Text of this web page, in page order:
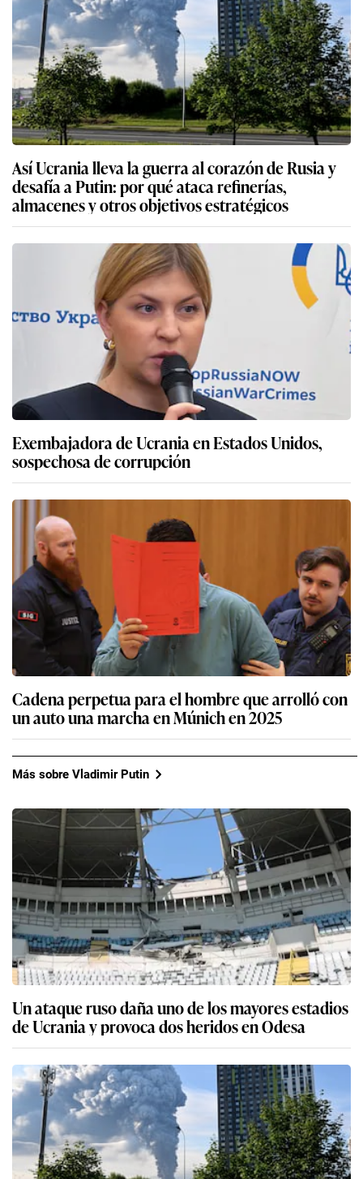
Así Ucrania lleva la guerra al corazón de Rusia y
desafía a Putin: por qué ataca refinerías,
almacenes y otros objetivos estratégicos
Exembajadora de Ucrania en Estados Unidos,
sospechosa de corrupción
Cadena perpetua para el hombre que arrolló con
un auto una marcha en Múnich en 2025
Más sobre Vladimir Putin
Un ataque ruso daña uno de los mayores estadios
de Ucrania y provoca dos heridos en Odesa